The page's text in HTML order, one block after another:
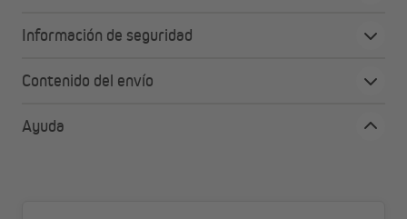
Información de seguridad
Contenido del envío
Ayuda